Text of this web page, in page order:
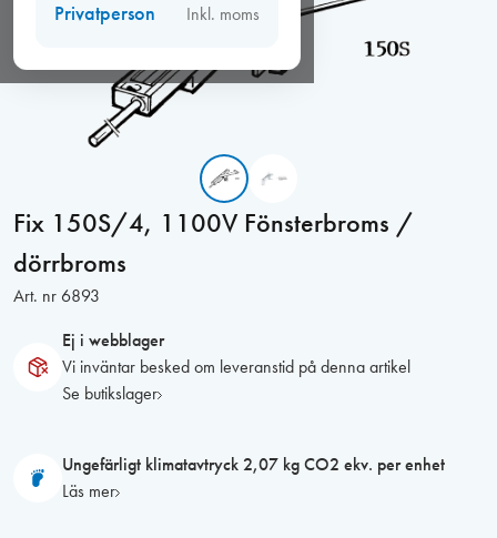
Privatperson Inkl. moms
Fix 150S/4, 1100V Fönsterbroms /
dörrbroms
Art. nr 6893
Ej i webblager
Vi inväntar besked om leveranstid på denna artikel
Se butikslager
Ungefärligt klimatavtryck 2,07 kg CO2 ekv. per enhet
Läs mer